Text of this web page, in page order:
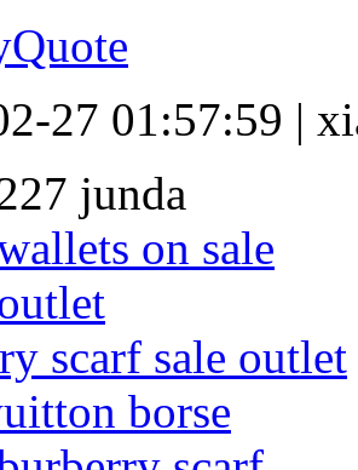
Quote
27 01:57:59 |
junda
on sale
scarf sale outlet
borse